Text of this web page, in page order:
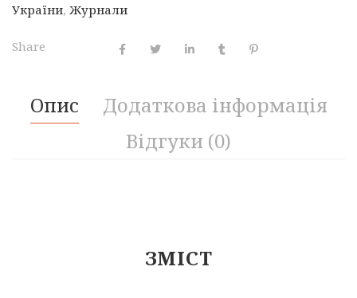
України, Журнали
Share
Опис
Додаткова інформація
Відгуки (0)
ЗМІСТ